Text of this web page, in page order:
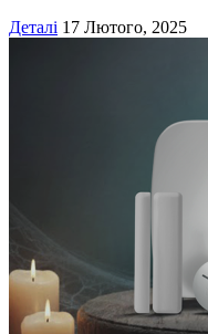
Деталі 17 Лютого, 2025